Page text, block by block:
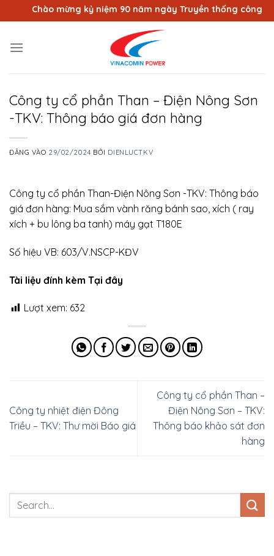
qua
dung
Chào mừng kỷ niệm 90 năm ngày Truyền thống công
Công ty cổ phần Than – Điện Nông Sơn
-TKV: Thông báo giá đơn hàng
ĐĂNG VÀO 29/02/2024 BỞI DIENLUCTKV
Công ty cổ phần Than-Điện Nông Sơn -TKV: Thông báo
giá đơn hàng: Mua sắm vành răng bánh sao, xích ( ray
xích + bu lông ba tanh) máy gạt T180E
Số hiệu VB: 603/V.NSCP-KĐV
Tài liệu đính kèm Tại đây
Lượt xem: 632
Công ty nhiệt điện Đông
Triều – TKV: Thư mời Báo giá
Công ty cổ phần Than –
Điện Nông Sơn – TKV:
Thông báo khảo sát đơn
hàng